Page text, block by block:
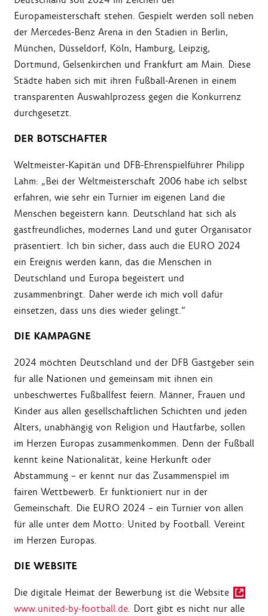
Europameisterschaft stehen. Gespielt werden soll neben
der Mercedes-Benz Arena in den Stadien in Berlin,
München, Düsseldorf, Köln, Hamburg, Leipzig,
Dortmund, Gelsenkirchen und Frankfurt am Main. Diese
Städte haben sich mit ihren Fußball-Arenen in einem
transparenten Auswahlprozess gegen die Konkurrenz
durchgesetzt.
DER BOTSCHAFTER
Weltmeister-Kapitän und DFB-Ehrenspielführer Philipp
Lahm: „Bei der Weltmeisterschaft 2006 habe ich selbst
erfahren, wie sehr ein Turnier im eigenen Land die
Menschen begeistern kann. Deutschland hat sich als
gastfreundliches, modernes Land und guter Organisator
präsentiert. Ich bin sicher, dass auch die EURO 2024
ein Ereignis werden kann, das die Menschen in
Deutschland und Europa begeistert und
zusammenbringt. Daher werde ich mich voll dafür
einsetzen, dass uns dies wieder gelingt.“
DIE KAMPAGNE
2024 möchten Deutschland und der DFB Gastgeber sein
für alle Nationen und gemeinsam mit ihnen ein
unbeschwertes Fußballfest feiern. Männer, Frauen und
Kinder aus allen gesellschaftlichen Schichten und jeden
Alters, unabhängig von Religion und Hautfarbe, sollen
im Herzen Europas zusammenkommen. Denn der Fußball
kennt keine Nationalität, keine Herkunft oder
Abstammung – er kennt nur das Zusammenspiel im
fairen Wettbewerb. Er funktioniert nur in der
Gemeinschaft. Die EURO 2024 – ein Turnier von allen
für alle unter dem Motto: United by Football. Vereint
im Herzen Europas.
DIE WEBSITE
Die digitale Heimat der Bewerbung ist die Website
www.united-by-football.de. Dort gibt es nicht nur alle